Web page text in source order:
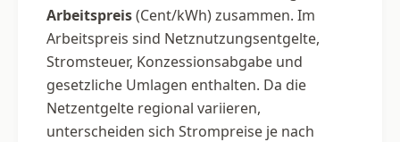
Arbeitspreis(Cent/kWh) zusammen. Im
Arbeitspreis sind Netznutzungsentgelte,
Stromsteuer, Konzessionsabgabe und
gesetzliche Umlagen enthalten. Da die
Netzentgelte regional variieren,
unterscheiden sich Strompreise je nach